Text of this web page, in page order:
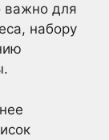
важно для
набору